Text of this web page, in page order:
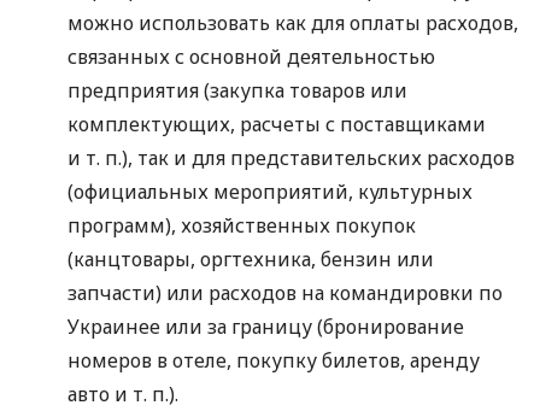
можно использовать как для оплаты расходов,
связанных с основной деятельностью
предприятия (закупка товаров или
комплектующих, расчеты с поставщиками
и т. п.), так и для представительских расходов
(официальных мероприятий, культурных
программ), хозяйственных покупок
(канцтовары, оргтехника, бензин или
запчасти) или расходов на командировки по
Украинее или за границу (бронирование
номеров в отеле, покупку билетов, аренду
авто и т. п.).